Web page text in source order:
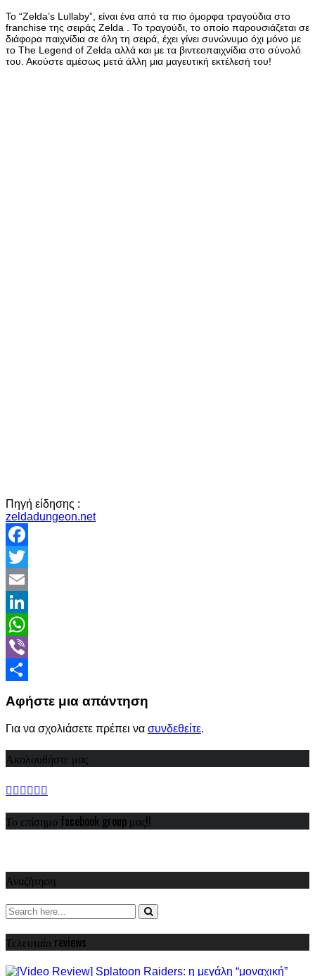
Το “Zelda’s Lullaby”, είναι ένα από τα πιο όμορφα τραγούδια στο
franchise της σειράς Zelda . Το τραγούδι, το οποίο παρουσιάζεται σε
διάφορα παιχνίδια σε όλη τη σειρά, έχει γίνει συνώνυμο όχι μόνο με
το The Legend of Zelda αλλά και με τα βιντεοπαιχνίδια στο σύνολό
του. Ακούστε αμέσως μετά άλλη μια μαγευτική εκτέλεσή του!
Πηγή είδησης :
zeldadungeon.net
Facebook
Twitter
Email
LinkedIn
WhatsApp
Viber
Αφήστε μια απάντηση
Για να σχολιάσετε πρέπει να συνδεθείτε.
Ακολουθήστε μας
Το επίσημο facebook group μας!!
Αναζήτηση
Τελευταία reviews